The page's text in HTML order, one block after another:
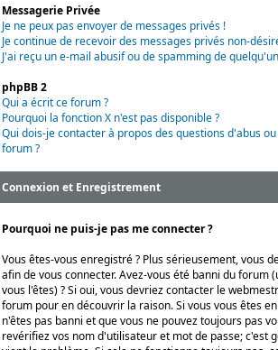
Messagerie Privée
Je ne peux pas envoyer de messages privés !
Je continue de recevoir des messages privés non-
J'ai reçu un e-mail abusif ou de spamming de
phpBB 2
Qui a écrit ce forum ?
Pourquoi la fonction X n'est pas disponible ?
Qui dois-je contacter à propos des questions d'abus
forum ?
Connexion et Enregistrement
Pourquoi ne puis-je pas me connecter ?
Vous êtes-vous enregistré ? Plus sérieusement, vous
afin de vous connecter. Avez-vous été banni du forum
vous l'êtes) ? Si oui, vous devriez contacter le
forum pour en découvrir la raison. Si vous vous êtes
n'êtes pas banni et que vous ne pouvez toujours pas
revérifiez vos nom d'utilisateur et mot de passe; c'est